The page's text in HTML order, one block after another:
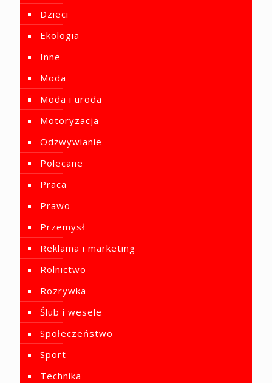
Dzieci
Ekologia
Inne
Moda
Moda i uroda
Motoryzacja
Odżwywianie
Polecane
Praca
Prawo
Przemysł
Reklama i marketing
Rolnictwo
Rozrywka
Ślub i wesele
Społeczeństwo
Sport
Technika